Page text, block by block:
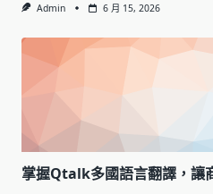
Admin 6 月 15, 2026
掌握Qtalk多國語言翻譯，讓